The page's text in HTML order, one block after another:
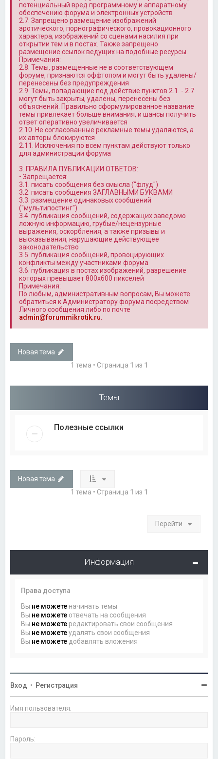
потенциальный вред программному и аппаратному
обеспечению форума и электронных устройств
2.7. Запрещено размещение изображений
эротического, порнографического, провокационного
характера, изображений со сценами насилия при
открытии тем и в постах. Также запрещено
размещение ссылок ведущих на подобные ресурсы.
Примечания:
2.8. Темы, размещенные не в соответствующем
форуме, признаются оффтопом и могут быть удалены/
перенесены без предупреждения
2.9. Темы, попадающие под действие пунктов 2.1. - 2.7.
могут быть закрыты, удалены, перенесены без
объяснений. Правильно сформулированное название
темы привлекает больше внимания, и шансы получить
ответ оперативно увеличивается
2.10. Не согласованные рекламные темы удаляются, а
их авторы блокируются
2.11. Исключения по всем пунктам действуют только
для администрации форума
3. ПРАВИЛА ПУБЛИКАЦИИ ОТВЕТОВ:
• Запрещается:
3.1. писать сообщения без смысла ("флуд")
3.2. писать сообщения ЗАГЛАВНЫМИ БУКВАМИ
3.3. размещение одинаковых сообщений
("мультипостинг")
3.4. публикация сообщений, содержащих заведомо
ложную информацию, грубые/нецензурные
выражения, оскорбления, а также призывы и
высказывания, нарушающие действующее
законодательство
3.5. публикация сообщений, провоцирующих
конфликты между участниками форума
3.6. публикация в постах изображений, разрешение
которых превышает 800x600 пикселей
Примечания:
По любым, административным вопросам, Вы можете
обратиться к Администратору форума посредством
Личного сообщения либо по почте
admin@forummikrotik.ru
Новая тема
1 тема • Страница 1 из 1
Темы
Полезные ссылки
Новая тема
1 тема • Страница 1 из 1
Перейти
Информация
Права доступа
Вы не можете начинать темы
Вы не можете отвечать на сообщения
Вы не можете редактировать свои сообщения
Вы не можетеудалять свои сообщения
Вы не можете добавлять вложения
Вход • Регистрация
Имя пользователя:
Пароль: